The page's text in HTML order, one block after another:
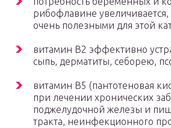
рибофлавине увеличивается,
очень полезными для этой
витамин B2 эффективно
сыпь, дерматиты, себорею,
витамин B5 (пантотеновая
при лечении хронических
поджелудочной железы и
тракта, неинфекционного